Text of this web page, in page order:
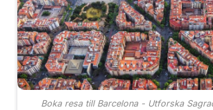
Boka resa till Barcelona - Utforska